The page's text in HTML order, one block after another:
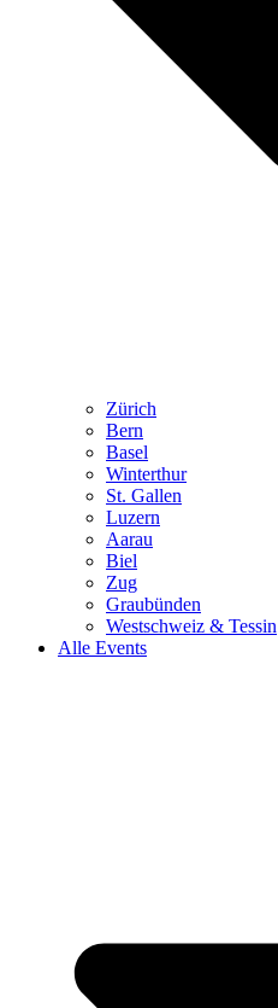
Zürich
Bern
Basel
Winterthur
St. Gallen
Luzern
Aarau
Biel
Zug
Graubünden
Westschweiz & Tessin
Alle Events